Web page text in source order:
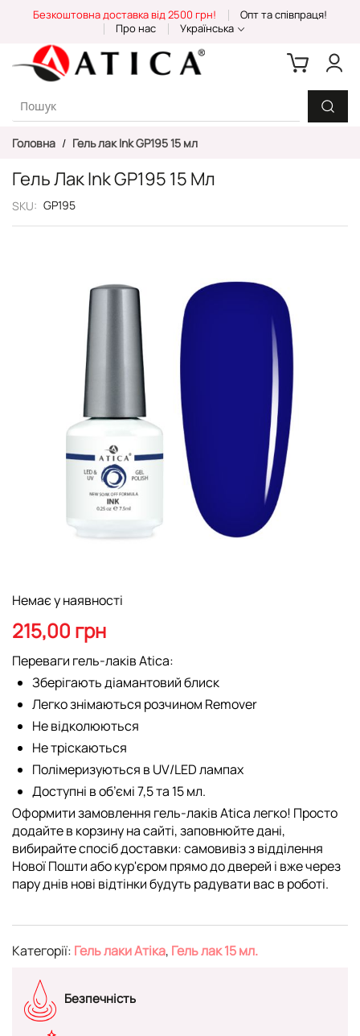
Content
Безкоштовна доставка від 2500 грн!
Опт та співпраця!
Про нас
Українська
Головна Гель лак Ink GP195 15 мл
Гель Лак Ink GP195 15 Мл
SKU GP195
до
початку
галереї
зображень
Немає у наявності
215,00 грн
Переваги гель-лаків Atica:
Зберігають діамантовий блиск
Легко знімаються розчином Remover
Не відколюються
Не тріскаються
Полімеризуються в UV/LED лампах
Доступні в об’ємі 7,5 та 15 мл.
Оформити замовлення гель-лаків Atica легко! Просто
додайте в корзину на сайті, заповнюйте дані,
вибирайте спосіб доставки: самовивіз з відділення
Нової Пошти або кур'єром прямо до дверей і вже через
пару днів нові відтінки будуть радувати вас в роботі.
Категорії: Гель лаки Атіка, Гель лак 15 мл.
Безпечність